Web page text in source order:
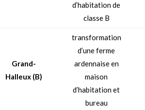
d’habitation de
classe B
Grand-
Halleux(B)
transformation
d’une ferme
ardennaise en
maison
d’habitation et
bureau